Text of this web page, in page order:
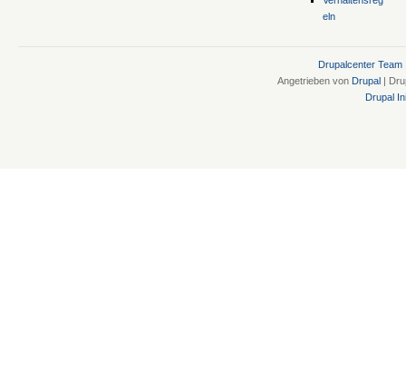
eln
Drupalcenter Team
Angetrieben von Drupal |
Drupal